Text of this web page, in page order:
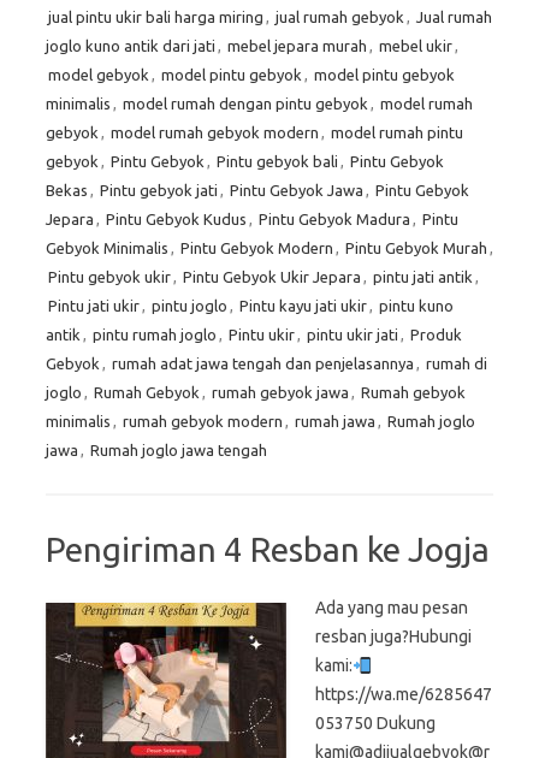
jual pintu ukir bali harga miring , jual rumah gebyok , Jual rumah
joglo kuno antik dari jati , mebel jepara murah , mebel ukir,
model gebyok , model pintu gebyok , model pintu gebyok
minimalis , model rumah dengan pintu gebyok , model rumah
gebyok , model rumah gebyok modern , model rumah pintu
gebyok , Pintu Gebyok , Pintu gebyok bali , Pintu Gebyok
Bekas , Pintu gebyok jati , Pintu Gebyok Jawa , Pintu Gebyok
Jepara , Pintu Gebyok Kudus , Pintu Gebyok Madura , Pintu
Gebyok Minimalis , Pintu Gebyok Modern , Pintu Gebyok Murah ,
Pintu gebyok ukir, Pintu Gebyok Ukir Jepara , pintu jati antik ,
Pintu jati ukir, pintu joglo , Pintu kayu jati ukir, pintu kuno
antik , pintu rumah joglo , Pintu ukir, pintu ukir jati , Produk
Gebyok , rumah adat jawa tengah dan penjelasannya , rumah di
joglo , Rumah Gebyok , rumah gebyok jawa , Rumah gebyok
minimalis , rumah gebyok modern , rumah jawa , Rumah joglo
jawa , Rumah joglo jawa tengah
Pengiriman 4 Resban ke Jogja
Ada yang mau pesan
resban juga?Hubungi
kami:
https://wa.me/6285647
053750 Dukung
kami@adijualgebyok@r